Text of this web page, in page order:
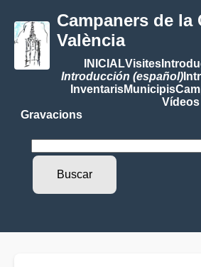
Campaners de la
València
INICIALVisites
Introducción (español)
InventarisMunicipis
Vídeos
Gravacions